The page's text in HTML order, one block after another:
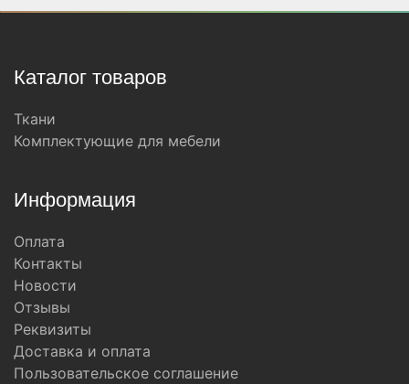
Каталог товаров
Ткани
Комплектующие для мебели
Информация
Оплата
Контакты
Новости
Отзывы
Реквизиты
Доставка и оплата
Пользовательское соглашение